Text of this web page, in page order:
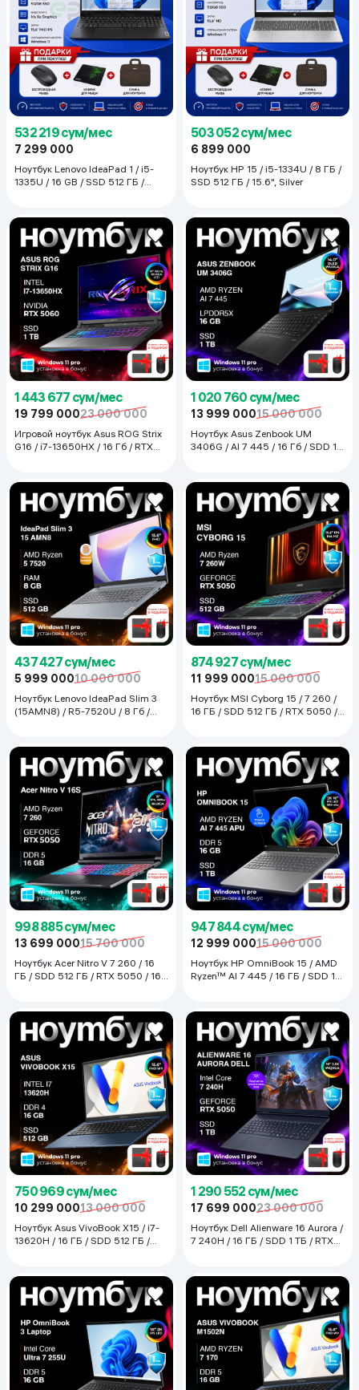
532 219 сум/мес
7 299 000
Ноутбук Lenovo IdeaPad 1 / i5-
1335U / 16 GB / SSD 512 ГБ /
503 052 сум/мес
6 899 000
Ноутбук HP 15 / i5-1334U / 8 ГБ /
SSD 512 ГБ / 15.6", Silver
1 443 677 сум/мес
19 799 00023 000 000
Игровой ноутбук Asus ROG Strix
G16 / i7-13650HX / 16 Гб / RTX
1 020 760 сум/мес
13 999 00015 000 000
Ноутбук Asus Zenbook UM
3406G / AI 7 445 / 16 Гб / SDD 1
437 427 сум/мес
5 999 00010 000 000
Ноутбук Lenovo IdeaPad Slim 3
(15AMN8) / R5-7520U / 8 Гб /
874 927 сум/мес
11 999 00015 000 000
Ноутбук MSI Cyborg 15 / 7 260 /
16 ГБ / SDD 512 ГБ / RTX 5050 /
998 885 сум/мес
13 699 00015 700 000
Ноутбук Acer Nitro V 7 260 / 16
ГБ / SDD 512 ГБ / RTX 5050 / 16",
947 844 сум/мес
12 999 00015 000 000
Ноутбук HP OmniBook 15 / AMD
Ryzen™ AI 7 445 / 16 ГБ / SDD 1
750 969 сум/мес
10 299 00013 000 000
Ноутбук Asus VivoBook X15 / i7-
13620H / 16 ГБ / SDD 512 ГБ /
1 290 552 сум/мес
17 699 00023 000 000
Ноутбук Dell Alienware 16 Aurora /
7 240H / 16 ГБ / SDD 1 ТБ / RTX